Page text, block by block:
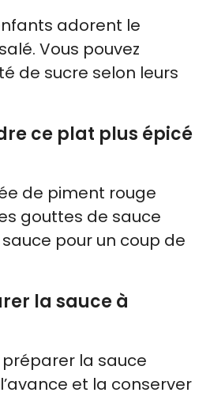
adorent le
Vous pouvez
de sucre selon leurs
ce plat plus épicé
de piment rouge
gouttes de sauce
pour un coup de
la sauce à
préparer la sauce
et la conserver